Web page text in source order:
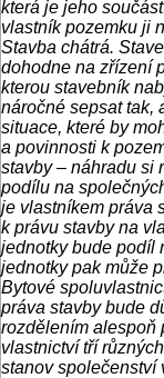
která je jeho
vlastník pozemku ji
Stavba chátrá.
dohodne na zřízení
kterou stavebník
náročné sepsat tak,
situace, které by
a povinnosti k
stavby – náhradu si
podílu na
je vlastníkem práva
k právu stavby na
jednotky bude podíl
jednotky pak může
Bytové
práva stavby bude
rozdělením alespoň
vlastnictví tří
stanov společenství